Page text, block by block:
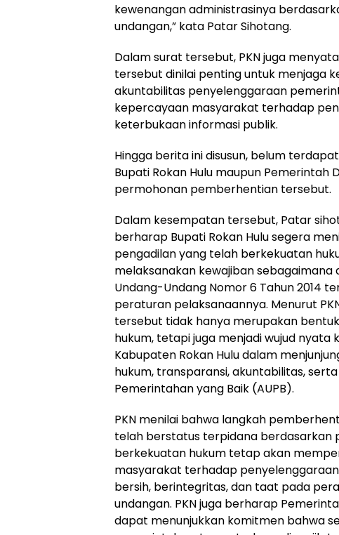
kewenangan administrasinya
undangan,” kata Patar Sihotang.
Dalam surat tersebut, PKN juga
tersebut dinilai penting untuk menjaga
akuntabilitas penyelenggaraan
kepercayaan masyarakat terhadap
keterbukaan informasi publik.
Hingga berita ini disusun, belum
Bupati Rokan Hulu maupun Pemerintah
permohonan pemberhentian tersebut.
Dalam kesempatan tersebut, Patar
berharap Bupati Rokan Hulu segera
pengadilan yang telah berkekuatan
melaksanakan kewajiban
Undang-Undang Nomor 6 Tahun 2014
peraturan pelaksanaannya. Menurut
tersebut tidak hanya merupakan
hukum, tetapi juga menjadi wujud
Kabupaten Rokan Hulu dalam
hukum, transparansi, akuntabilitas,
Pemerintahan yang Baik (AUPB).
PKN menilai bahwa langkah
telah berstatus terpidana berdasarkan
berkekuatan hukum tetap akan
masyarakat terhadap
bersih, berintegritas, dan taat pada
undangan. PKN juga berharap
dapat menunjukkan komitmen bahwa